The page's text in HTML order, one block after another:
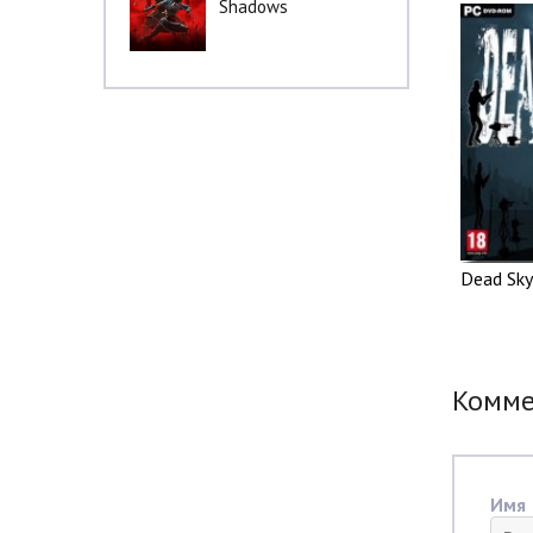
Shadows
Dead
Имя